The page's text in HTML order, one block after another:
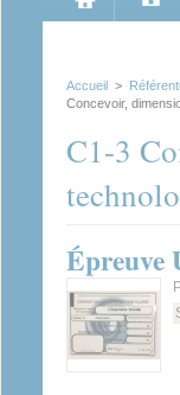
Accueil >
Concevoir,
C1-3
Épreuve